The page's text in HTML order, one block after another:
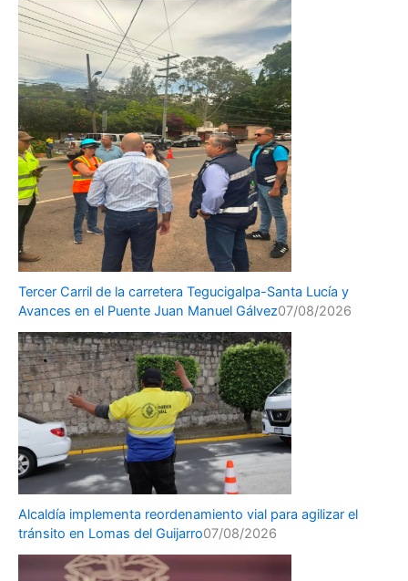
Tercer Carril de la carretera Tegucigalpa-Santa Lucía y
Avances en el Puente Juan Manuel Gálvez07/08/2026
Alcaldía implementa reordenamiento vial para agilizar el
tránsito en Lomas del Guijarro07/08/2026